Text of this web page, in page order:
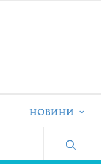
НОВИНИ